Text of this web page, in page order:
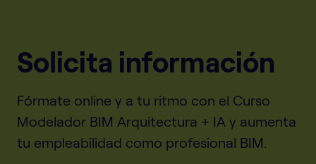
Solicita información
Fórmate online y a tu ritmo con el Curso
Modelador BIM Arquitectura + IA y aumenta
tu empleabilidad como profesional BIM.